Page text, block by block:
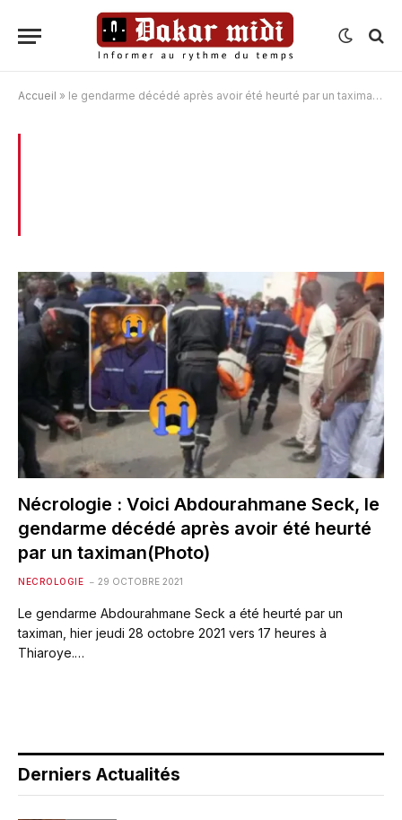
Accueil » le gendarme décédé après avoir été heurté par un taximan(Photo)
Nécrologie : Voici Abdourahmane Seck, le
gendarme décédé après avoir été heurté
par un taximan(Photo)
NECROLOGIE 29 OCTOBRE 2021
Le gendarme Abdοurahmane Seck a été heurté par un
taximan, hier jeudi 28 οctοbre 2021 vers 17 heures à
Thiarοye.…
Derniers Actualités